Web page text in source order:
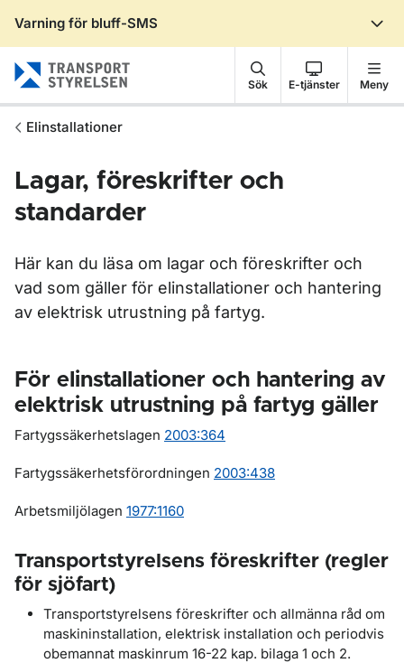
Varning för bluff-SMS
Sök E-tjänster Meny
Elinstallationer
Lagar, föreskrifter och
standarder
Här kan du läsa om lagar och föreskrifter och
vad som gäller för elinstallationer och hantering
av elektrisk utrustning på fartyg.
För elinstallationer och hantering av
elektrisk utrustning på fartyg gäller
Fartygssäkerhetslagen 2003:364
Fartygssäkerhetsförordningen 2003:438
Arbetsmiljölagen 1977:1160
Transportstyrelsens föreskrifter (regler
för sjöfart)
Transportstyrelsens föreskrifter och allmänna råd om
maskininstallation, elektrisk installation och periodvis
obemannat maskinrum 16-22 kap. bilaga 1 och 2.